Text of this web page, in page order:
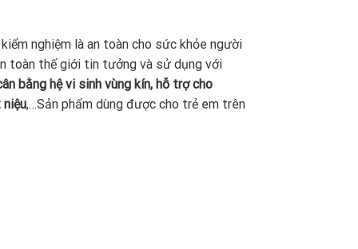
nghiệm là an toàn cho sức khỏe người
toàn thế giới tin tưởng và sử dụng với
bằng hệ vi sinh vùng kín, hỗ trợ cho
,…Sản phẩm dùng được cho trẻ em trên